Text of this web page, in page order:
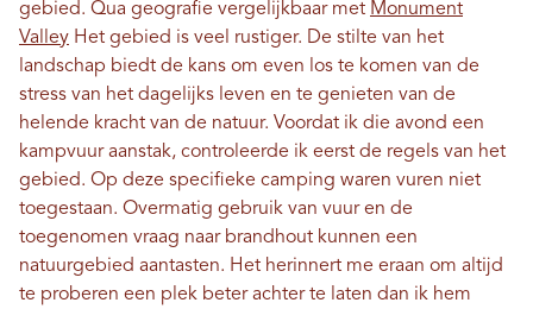
gebied. Qua geografie vergelijkbaar met Monument
Valley Het gebied is veel rustiger. De stilte van het
landschap biedt de kans om even los te komen van de
stress van het dagelijks leven en te genieten van de
helende kracht van de natuur. Voordat ik die avond een
kampvuur aanstak, controleerde ik eerst de regels van het
gebied. Op deze specifieke camping waren vuren niet
toegestaan. Overmatig gebruik van vuur en de
toegenomen vraag naar brandhout kunnen een
natuurgebied aantasten. Het herinnert me eraan om altijd
te proberen een plek beter achter te laten dan ik hem